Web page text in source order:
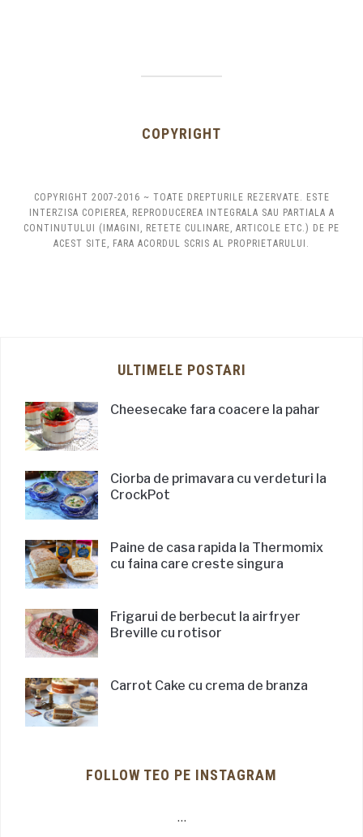
COPYRIGHT
COPYRIGHT 2007-2016 ~ TOATE DREPTURILE REZERVATE. ESTE
INTERZISA COPIEREA, REPRODUCEREA INTEGRALA SAU PARTIALA A
CONTINUTULUI (IMAGINI, RETETE CULINARE, ARTICOLE ETC.) DE PE
ACEST SITE, FARA ACORDUL SCRIS AL PROPRIETARULUI.
ULTIMELE POSTARI
Cheesecake fara coacere la pahar
Ciorba de primavara cu verdeturi la
CrockPot
Paine de casa rapida la Thermomix
cu faina care creste singura
Frigarui de berbecut la airfryer
Breville cu rotisor
Carrot Cake cu crema de branza
FOLLOW TEO PE INSTAGRAM
…